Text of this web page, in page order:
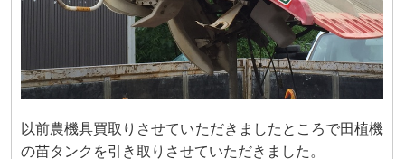
以前農機具買取りさせていただきましたところで田植機
の苗タンクを引き取りさせていただきました。